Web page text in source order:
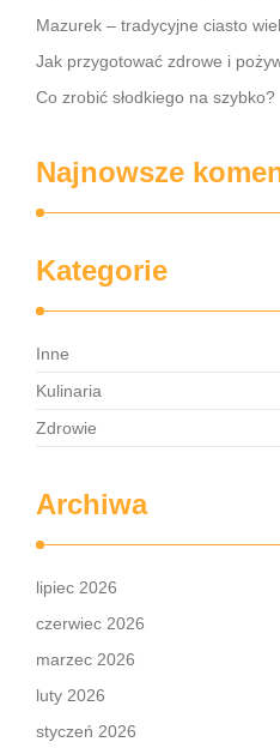
Mazurek – tradycyjne ciasto
Jak przygotować zdrowe i
Co zrobić słodkiego na szybko?
Najnowsze
Kategorie
Inne
Kulinaria
Zdrowie
Archiwa
lipiec 2026
czerwiec 2026
marzec 2026
luty 2026
styczeń 2026